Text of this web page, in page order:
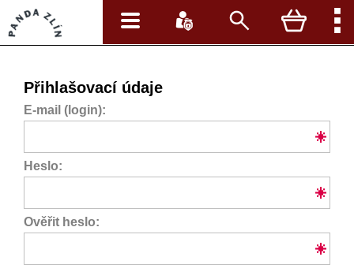
Přihlašovací údaje
E-mail (login):
Heslo:
Ověřit heslo: